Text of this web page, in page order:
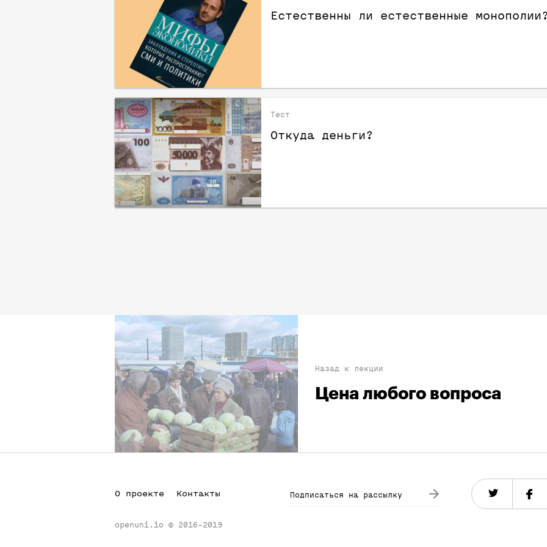
Естественны ли естественные
Тест
Откуда деньги?
Назад к лекции
Цена любого вопроса
О проекте Контакты Подписаться на рассылку
openuni.io © 2016-2019